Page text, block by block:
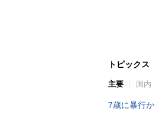
トピックス
主要 国内
7歳に暴行